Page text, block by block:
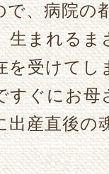
、病院の
生まれるま
を受けてし
すぐにお母
出産直後の